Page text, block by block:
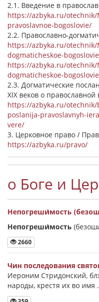
2.1. Введение в
https://azbyka.ru/otechnik/
pravoslavnoe-bogoslovie/
2.2. Православно-
https://azbyka.ru/otechnik/
dogmaticheskoe-
https://azbyka.ru/otechnik/
dogmaticheskoe-
2.3. Догматические
XIX веков о православной
https://azbyka.ru/
poslanija-pravoslavnyh-
vere/
3. Церковное право /
https://azbyka.ru/pravo/
о Боге и
Непогреши́мость
Непогреши́мость
2660
Чин последования
Иероним Стридонский,
народы, крестя их во имя